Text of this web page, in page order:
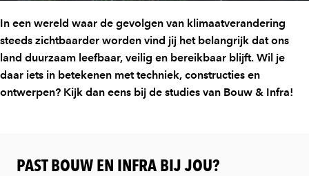
In een wereld waar de gevolgen van klimaatverandering
steeds zichtbaarder worden vind jij het belangrijk dat ons
land duurzaam leefbaar, veilig en bereikbaar blijft. Wil je
daar iets in betekenen met techniek, constructies en
ontwerpen? Kijk dan eens bij de studies van Bouw & Infra!
PAST BOUW EN INFRA BIJ JOU?